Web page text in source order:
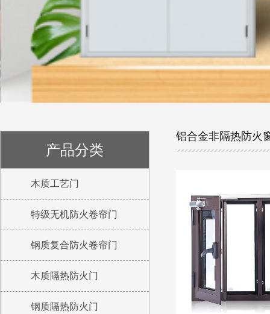
产品分类
木质工艺门
特级无机防火卷帘门
钢质复合防火卷帘门
木质隔热防火门
钢质隔热防火门
铝合金非隔热防火